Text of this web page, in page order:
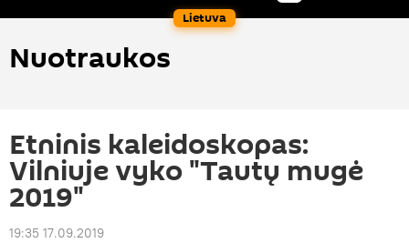
Lietuva
Nuotraukos
Etninis kaleidoskopas:
Vilniuje vyko "Tautų mugė
2019"
19:35 17.09.2019